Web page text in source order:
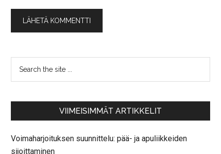
VIIMEISIMMÄT ARTIKKELIT
Voimaharjoituksen suunnittelu: pää- ja apuliikkeiden
sijoittaminen